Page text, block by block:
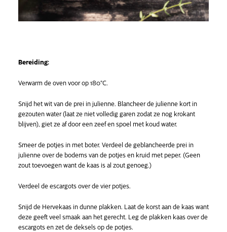
Bereiding:
Verwarm de oven voor op 180°C.
Snijd het wit van de prei in julienne. Blancheer de julienne kort in
gezouten water (laat ze niet volledig garen zodat ze nog krokant
blijven), giet ze af door een zeef en spoel met koud water.
Smeer de potjes in met boter. Verdeel de geblancheerde prei in
julienne over de bodems van de potjes en kruid met peper. (Geen
zout toevoegen want de kaas is al zout genoeg.)
Verdeel de escargots over de vier potjes.
Snijd de Hervekaas in dunne plakken. Laat de korst aan de kaas want
deze geeft veel smaak aan het gerecht. Leg de plakken kaas over de
escargots en zet de deksels op de potjes.